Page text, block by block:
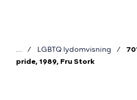
Brødkrumme
LGBTQ lydomvisning
pride, 1989, Fru Stork